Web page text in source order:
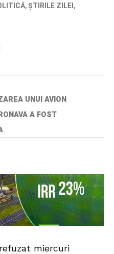
,ȘTIRILE ZILEI,
UNUI AVION
A FOST
miercuri